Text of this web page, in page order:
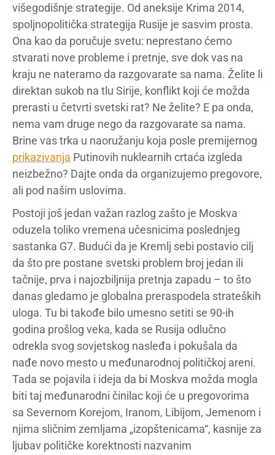
višegodišnje strategije. Od aneksije Krima 2014,
spoljnopolitička strategija Rusije je sasvim prosta.
Ona kao da poručuje svetu: neprestano ćemo
stvarati nove probleme i pretnje, sve dok vas na
kraju ne nateramo da razgovarate sa nama. Želite li
direktan sukob na tlu Sirije, konflikt koji će možda
prerasti u četvrti svetski rat? Ne želite? E pa onda,
nema vam druge nego da razgovarate sa nama.
Brine vas trka u naoružanju koja posle premijernog
prikazivanja Putinovih nuklearnih crtaća izgleda
neizbežno? Dajte onda da organizujemo pregovore,
ali pod našim uslovima.
Postoji još jedan važan razlog zašto je Moskva
oduzela toliko vremena učesnicima poslednjeg
sastanka G7. Budući da je Kremlj sebi postavio cilj
da što pre postane svetski problem broj jedan ili
tačnije, prva i najozbiljnija pretnja zapadu – to što
danas gledamo je globalna preraspodela strateških
uloga. Tu bi takođe bilo umesno setiti se 90-ih
godina prošlog veka, kada se Rusija odlučno
odrekla svog sovjetskog nasleđa i pokušala da
nađe novo mesto u međunarodnoj političkoj areni.
Tada se pojavila i ideja da bi Moskva možda mogla
biti taj međunarodni činilac koji će u pregovorima
sa Severnom Korejom, Iranom, Libijom, Jemenom i
njima sličnim zemljama „izopštenicama“, kasnije za
ljubav političke korektnosti nazvanim